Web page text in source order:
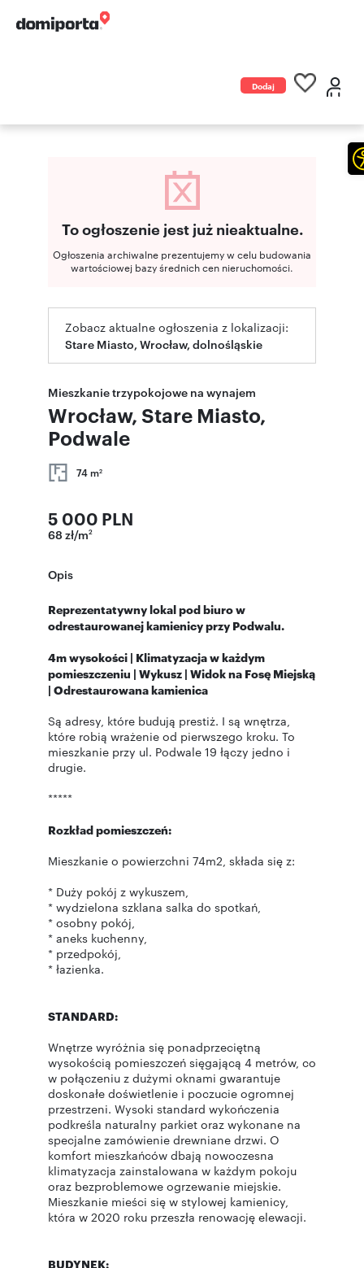
Dodaj
To ogłoszenie jest już nieaktualne.
Ogłoszenia archiwalne prezentujemy w celu budowania
wartościowej bazy średnich cen nieruchomości.
Zobacz aktualne ogłoszenia z lokalizacji:
Stare Miasto, Wrocław, dolnośląskie
Mieszkanie trzypokojowe na wynajem
Wrocław, Stare Miasto,
Podwale
74 m2
5 000 PLN
68 zł/m2
Opis
Reprezentatywny lokal pod biuro w
odrestaurowanej kamienicy przy Podwalu.
4m wysokości | Klimatyzacja w każdym
pomieszczeniu | Wykusz | Widok na Fosę Miejską
| Odrestaurowana kamienica
Są adresy, które budują prestiż. I są wnętrza,
które robią wrażenie od pierwszego kroku. To
mieszkanie przy ul. Podwale 19 łączy jedno i
drugie.
*****
Rozkład pomieszczeń:
Mieszkanie o powierzchni 74m2, składa się z:
* Duży pokój z wykuszem,
* wydzielona szklana salka do spotkań,
* osobny pokój,
* aneks kuchenny,
* przedpokój,
* łazienka.
STANDARD:
Wnętrze wyróżnia się ponadprzeciętną
wysokością pomieszczeń sięgającą 4 metrów, co
w połączeniu z dużymi oknami gwarantuje
doskonałe doświetlenie i poczucie ogromnej
przestrzeni. Wysoki standard wykończenia
podkreśla naturalny parkiet oraz wykonane na
specjalne zamówienie drewniane drzwi. O
komfort mieszkańców dbają nowoczesna
klimatyzacja zainstalowana w każdym pokoju
oraz bezproblemowe ogrzewanie miejskie.
Mieszkanie mieści się w stylowej kamienicy,
która w 2020 roku przeszła renowację elewacji.
BUDYNEK: